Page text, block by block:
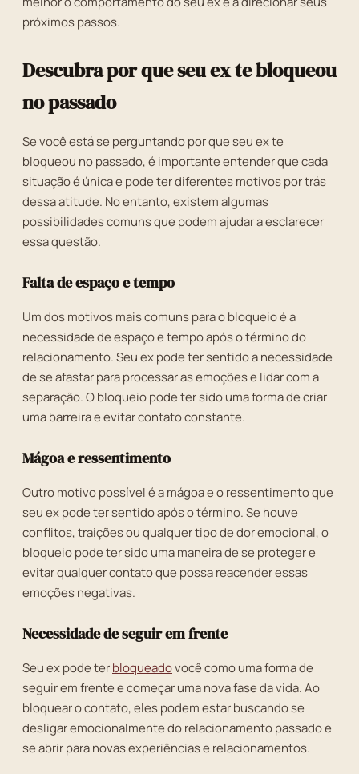
próximos passos.
Descubra por que seu ex te bloqueou
no passado
Se você está se perguntando por que seu ex te
bloqueou no passado, é importante entender que cada
situação é única e pode ter diferentes motivos por trás
dessa atitude. No entanto, existem algumas
possibilidades comuns que podem ajudar a esclarecer
essa questão.
Falta de espaço e tempo
Um dos motivos mais comuns para o bloqueio é a
necessidade de espaço e tempo após o término do
relacionamento. Seu ex pode ter sentido a necessidade
de se afastar para processar as emoções e lidar com a
separação. O bloqueio pode ter sido uma forma de criar
uma barreira e evitar contato constante.
Mágoa e ressentimento
Outro motivo possível é a mágoa e o ressentimento que
seu ex pode ter sentido após o término. Se houve
conflitos, traições ou qualquer tipo de dor emocional, o
bloqueio pode ter sido uma maneira de se proteger e
evitar qualquer contato que possa reacender essas
emoções negativas.
Necessidade de seguir em frente
Seu ex pode terbloqueadovocê como uma forma de
seguir em frente e começar uma nova fase da vida. Ao
bloquear o contato, eles podem estar buscando se
desligar emocionalmente do relacionamento passado e
se abrir para novas experiências e relacionamentos.